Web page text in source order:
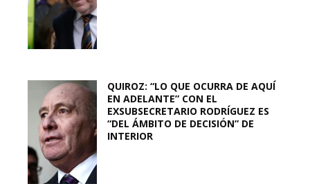
QUIROZ: “LO QUE OCURRA DE AQUÍ
EN ADELANTE” CON EL
EXSUBSECRETARIO RODRÍGUEZ ES
“DEL ÁMBITO DE DECISIÓN” DE
INTERIOR